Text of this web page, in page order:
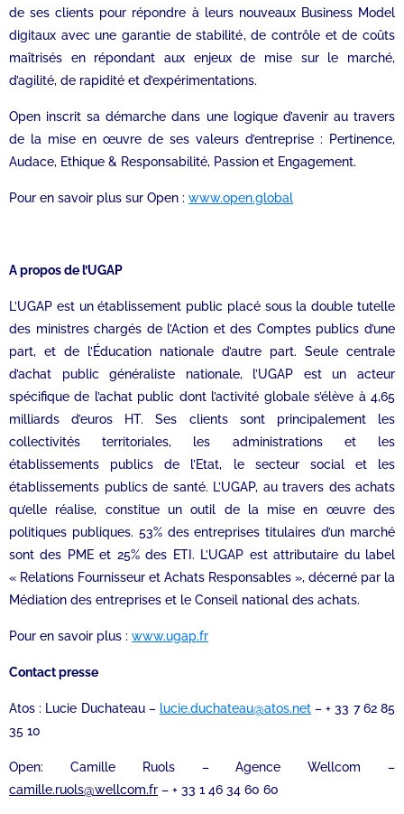
de ses clients pour répondre à leurs nouveaux Business Model
digitaux avec une garantie de stabilité, de contrôle et de coûts
maîtrisés en répondant aux enjeux de mise sur le marché,
d’agilité, de rapidité et d’expérimentations.
Open inscrit sa démarche dans une logique d’avenir au travers
de la mise en œuvre de ses valeurs d’entreprise : Pertinence,
Audace, Ethique & Responsabilité, Passion et Engagement.
Pour en savoir plus sur Open : www.open.global
A propos de l’UGAP
L’UGAP est un établissement public placé sous la double tutelle
des ministres chargés de l’Action et des Comptes publics d’une
part, et de l’Éducation nationale d’autre part. Seule centrale
d’achat public généraliste nationale, l’UGAP est un acteur
spécifique de l’achat public dont l’activité globale s’élève à 4,65
milliards d’euros HT. Ses clients sont principalement les
collectivités territoriales, les administrations et les
établissements publics de l’Etat, le secteur social et les
établissements publics de santé. L’UGAP, au travers des achats
qu’elle réalise, constitue un outil de la mise en œuvre des
politiques publiques. 53% des entreprises titulaires d’un marché
sont des PME et 25% des ETI. L’UGAP est attributaire du label
« Relations Fournisseur et Achats Responsables », décerné par la
Médiation des entreprises et le Conseil national des achats.
Pour en savoir plus : www.ugap.fr
Contact presse
Atos : Lucie Duchateau – lucie.duchateau@atos.net– + 33 7 62 85
35 10
Open: Camille Ruols – Agence Wellcom –
camille.ruols@wellcom.fr – + 33 1 46 34 60 60